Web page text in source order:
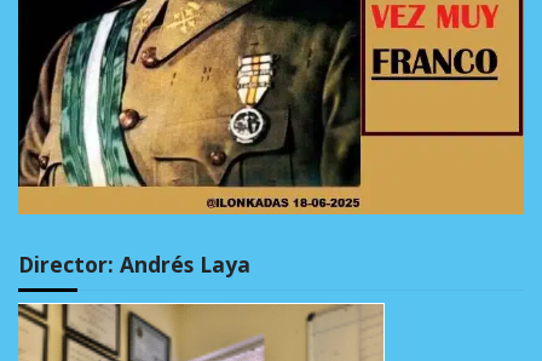
Director: Andrés Laya